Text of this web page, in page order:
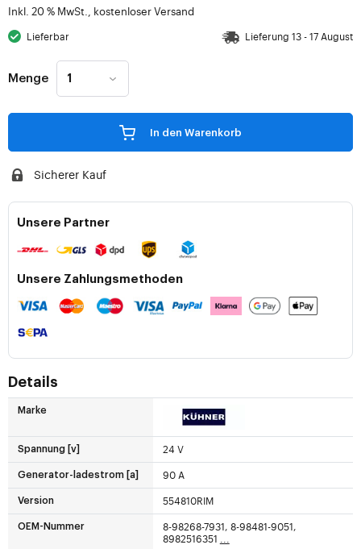
Inkl. 20 % MwSt., kostenloser Versand
Lieferbar Lieferung 13 - 17 August
Menge
In den Warenkorb
Sicherer Kauf
Unsere Partner
Unsere Zahlungsmethoden
Details
Marke
Spannung [v] 24 V
Generator-ladestrom [a] 90 A
Version 554810RIM
OEM-Nummer
8-98268-7931, 8-98481-9051,
8982516351 ...